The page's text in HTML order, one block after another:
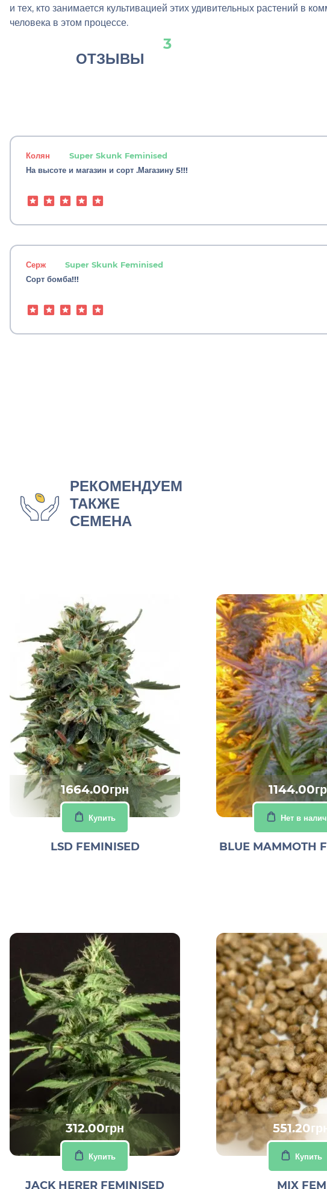
и тех, кто занимается культивацией этих удивительных растений в
человека в этом процессе.
ОТЗЫВЫ
3
Колян
Super Skunk Feminised
На высоте и магазин и сорт .Магазину 5!!!
Серж
Super Skunk Feminised
Сорт бомба!!!
РЕКОМЕНДУЕМ
ТАКЖЕ
СЕМЕНА
1664.00грн
Купить
LSD FEMINISED
Нет в
BLUE MAMMOTH
312.00грн
Купить
JACK HERER FEMINISED
551.20грн
Купить
MIX FEM